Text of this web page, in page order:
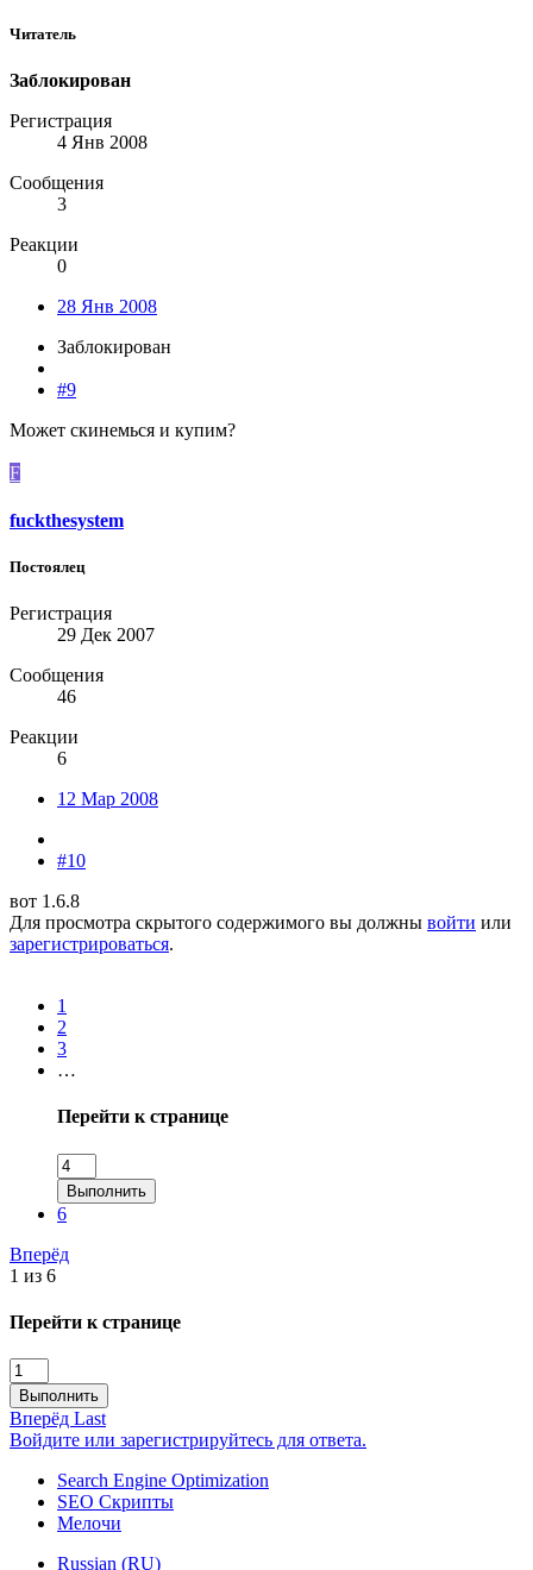
Читатель
Заблокирован
Регистрация
4 Янв 2008
Сообщения
3
Реакции
0
28 Янв 2008
Заблокирован
#9
Может скинемься и купим?
F
fuckthesystem
Постоялец
Регистрация
29 Дек 2007
Сообщения
46
Реакции
6
12 Мар 2008
#10
вот 1.6.8
Для просмотра скрытого содержимого вы должны войти или
зарегистрироваться.
1
2
3
…
Перейти к странице
Выполнить
6
Вперёд
1 из 6
Перейти к странице
Выполнить
Вперёд Last
Войдите или зарегистрируйтесь для ответа.
Search Engine Optimization
SEO Скрипты
Мелочи
Russian (RU)